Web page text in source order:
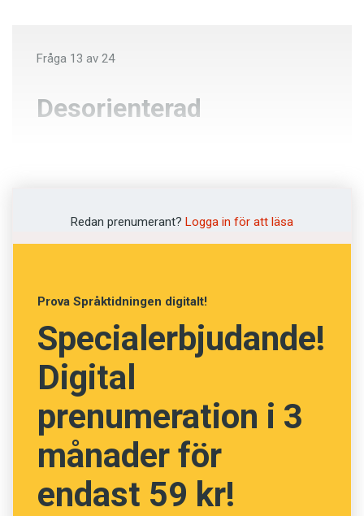
Fråga 13 av 24
Desorienterad
NÄSTA FRÅGA
Redan prenumerant? Logga in för att läsa
Prova Språktidningen digitalt!
Specialerbjudande!
Digital
prenumeration i 3
månader för
endast 59 kr!